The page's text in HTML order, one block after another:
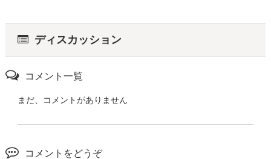
ディスカッション
コメント一覧
まだ、コメントがありません
コメントをどうぞ